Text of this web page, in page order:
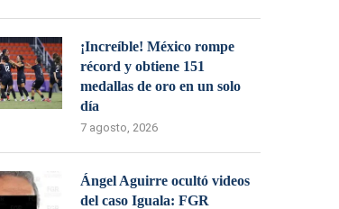
¡Increíble! México rompe
récord y obtiene 151
medallas de oro en un solo
día
7 agosto, 2026
Ángel Aguirre ocultó videos
del caso Iguala: FGR